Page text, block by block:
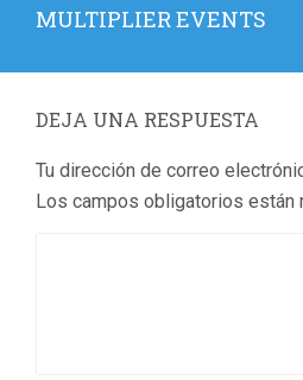
Entrada
MULTIPLIER EVENTS
DEJA UNA RESPUESTA
Tu dirección de correo
Los campos obligatorios están